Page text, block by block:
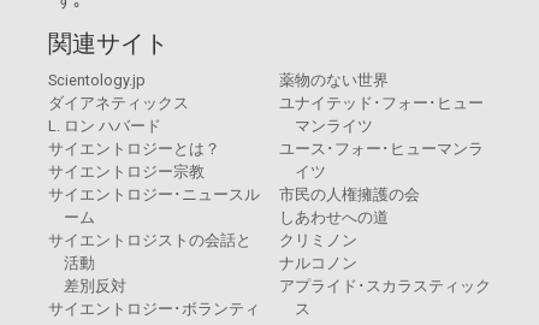
関連サイト
Scientology.jp
ダイアネティックス
L. ロン ハバード
サイエントロジーとは？
サイエントロジー宗教
サイエントロジー･ニュースル
ーム
サイエントロジストの会話と
活動
差別反対
サイエントロジー･ボランティ
薬物のない世界
ユナイテッド･フォー･ヒュー
マンライツ
ユース･フォー･ヒューマンラ
イツ
市民の人権擁護の会
しあわせへの道
クリミノン
ナルコノン
アプライド･スカラスティック
ス